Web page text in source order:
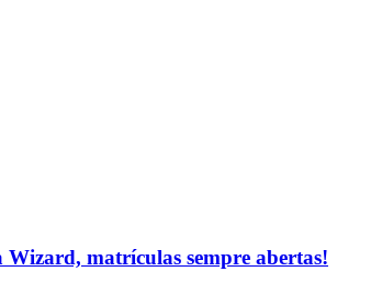
Wizard, matrículas sempre abertas!